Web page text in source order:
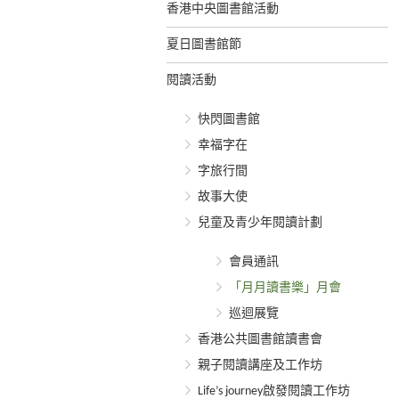
香港中央圖書館活動
夏日圖書館節
閱讀活動
快閃圖書館
幸福字在
字旅行間
故事大使
兒童及青少年閱讀計劃
會員通訊
「月月讀書樂」月會
巡迴展覽
香港公共圖書館讀書會
親子閱讀講座及工作坊
Life’s journey啟發閱讀工作坊